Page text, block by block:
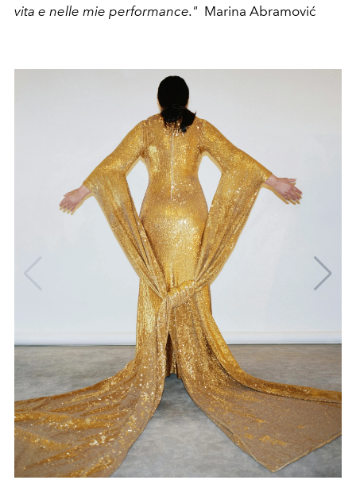
vita e nelle mie performance." Marina Abramović